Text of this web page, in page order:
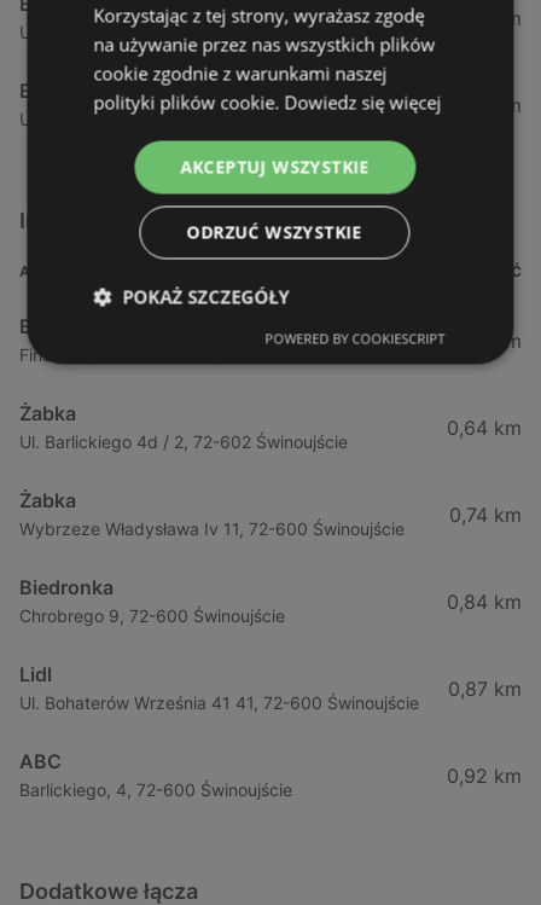
Ul. Jesienna 14, 70-807 Szczecin
63,12 km
Eurocash
Ul. Starogardzka 29 C, 72-130 Maszewo
69,66 km
Inne sklepy Supermarkety w pobliżu
ADRES ODLEGŁOŚĆ
Biedronka
Fińska 4, 72-602 Świnoujście
0,23 km
Żabka
Ul. Barlickiego 4d / 2, 72-602 Świnoujście
0,64 km
Żabka
Wybrzeze Władysława Iv 11, 72-600 Świnoujście
0,74 km
Biedronka
Chrobrego 9, 72-600 Świnoujście
0,84 km
Lidl
Ul. Bohaterów Września 41 41, 72-600 Świnoujście
0,87 km
ABC
Barlickiego, 4, 72-600 Świnoujście
0,92 km
Dodatkowe łącza
Korzystając z tej strony, wyrażasz zgodę
na używanie przez nas wszystkich plików
cookie zgodnie z warunkami naszej
polityki plików cookie. Dowiedz się więcej
AKCEPTUJ WSZYSTKIE
ODRZUĆ WSZYSTKIE
POKAŻ SZCZEGÓŁY
POWERED BY COOKIESCRIPT